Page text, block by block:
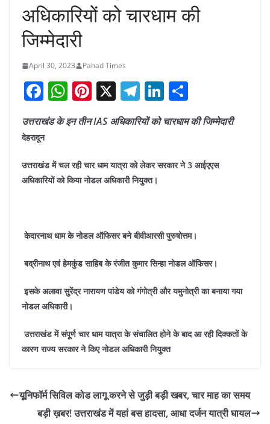
अधिकारियों को चारधाम की
जिम्मेदारी
April 30, 2023 Pahad Times
F
a
c
e
b
o
k
W
at
A
p
Pi
er
st
X T
el
e
a
m
Li
k
dI
h
ar
उत्तराखंड के इन तीन IAS अधिकारियों को चारधाम की जिम्मेदारी
देहरादून
उत्तराखंड में चल रही चार धाम यात्रा को लेकर सरकार ने 3 आईएएस
अधिकारियों को किया नोडल अधिकारी नियुक्त।
केदारनाथ धाम के नोडल ऑफिसर बने बीवीआरसी पुरुषोत्तम।
बद्रीनाथ एवं हेमकुंड साहिब के रंजीत कुमार सिन्हा नोडल ऑफिसर।
इसके अलावा सुरेंद्र नारायण पांडेय को गंगोत्री और यमुनोत्री का बनाया गया
नोडल अधिकारी।
उत्तराखंड में संपूर्ण चार धाम यात्रा के संचालित होने के बाद आ रही दिक्कतों के
कारण राज्य सरकार ने किए नोडल अधिकारी नियुक्त
यूनिफॉर्म सिविल कोड लागू करने से जुड़ी बड़ी खबर, चार माह का समय
बड़ी ख़बर! उत्तराखंड में यहां बस हादसा, आधा दर्जन यात्री घायल